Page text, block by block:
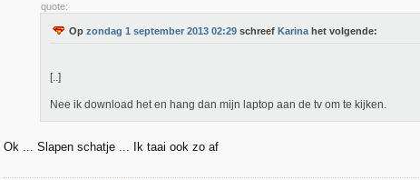
quote:
Op zondag 1 september 2013 02:29 schreef Karina het volgende:
[..]
Nee ik download het en hang dan mijn laptop aan de tv om te kijken.
Ok ... Slapen schatje ... Ik taai ook zo af